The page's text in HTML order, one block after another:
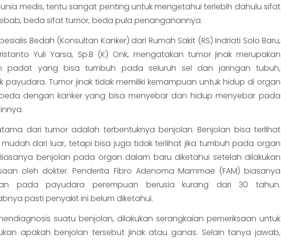
medis, tentu sangat penting untuk mengetahui terlebih dahulu sifat
beda sifat tumor, beda pula penanganannya.
Bedah (Konsultan Kanker) dari Rumah Sakit (RS) Indriati Solo Baru,
Yuli Yarsa, Sp.B (K) Onk, mengatakan tumor jinak merupakan
padat yang bisa tumbuh pada seluruh sel dan jaringan tubuh,
payudara. Tumor jinak tidak memiliki kemampuan untuk hidup di organ
dengan kanker yang bisa menyebar dan hidup menyebar pada
dari tumor adalah terbentuknya benjolan. Benjolan bisa terlihat
dari luar, tetapi bisa juga tidak terlihat jika tumbuh pada organ
benjolan pada organ dalam baru diketahui setelah dilakukan
oleh dokter. Penderita Fibro Adenoma Mammae (FAM) biasanya
pada payudara perempuan berusia kurang dari 30 tahun.
pasti penyakit ini belum diketahui.
suatu benjolan, dilakukan serangkaian pemeriksaan untuk
apakah benjolan tersebut jinak atau ganas. Selain tanya jawab,